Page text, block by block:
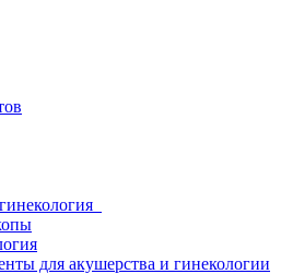
для акушерства и гинекологии